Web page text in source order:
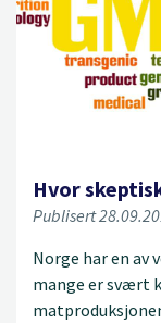
Hvor
Publisert
Norge har en av
mange er svært